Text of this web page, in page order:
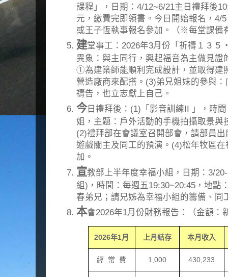
課程」，日期：4/12~6/21主日禮拜後
元，繳費完即領書。今日開始報名，4/
或王子恆執事報名參加。（※每堂課備
建堂事工：2026年3月份「祈禱１３
異象：與主同行，興起福音為主做見證
①為建築師能順利完成設計，並取得
營造廠商來配搭。(3)弟兄姐妹的參與
禱告，也立志獻上自己。
今日禮拜後：(1)「影音訓練II 」，時
姐，主題：戶外活動的手機拍攝取景與
(2)禮拜部在會議室召開部會，請部員
遊戲關主及同工的預演。(4)松年牧區
加。
宣教部上半年度幸福小組，日期：3/
組)，時間：每週五19:30~20:45，地點
春弟兄；請兄姊為幸福小組的籌備、同
本會2026年1月份財務報告：（金額：
2026年1月 上月結存 本月收入
經 常 費 1,000 430,233